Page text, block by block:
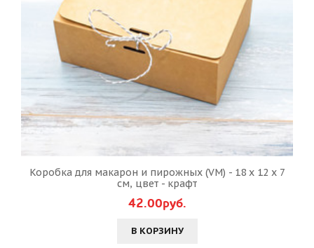
Коробка для макарон и пирожных (VM) - 18 х 12 х 7
см, цвет - крафт
42.00руб.
В КОРЗИНУ